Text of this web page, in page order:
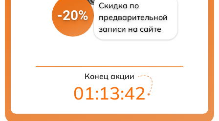
-20%
Скидка по
предварительной
записи на сайте
Конец акции
01:13:41